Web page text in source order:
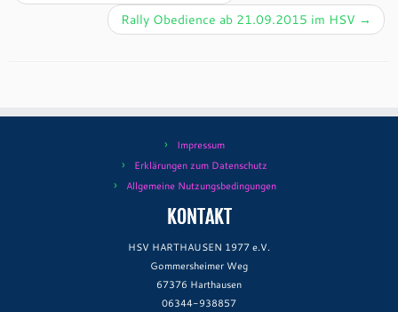
Rally Obedience ab 21.09.2015 im HSV →
Impressum
Erklärungen zum Datenschutz
Allgemeine Nutzungsbedingungen
KONTAKT
HSV HARTHAUSEN 1977 e.V.
Gommersheimer Weg
67376 Harthausen
06344-938857